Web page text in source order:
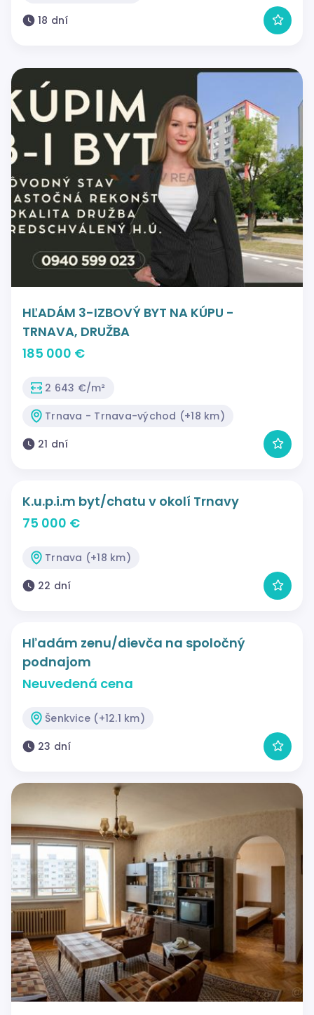
18 dní
HĽADÁM 3-IZBOVÝ BYT NA KÚPU -
TRNAVA, DRUŽBA
185 000 €
2 643 €/m²
Trnava - Trnava-východ (+18 km)
21 dní
K.u.p.i.m byt/chatu v okolí Trnavy
75 000 €
Trnava (+18 km)
22 dní
Hľadám zenu/dievča na spoločný
podnajom
Neuvedená cena
Šenkvice (+12.1 km)
23 dní